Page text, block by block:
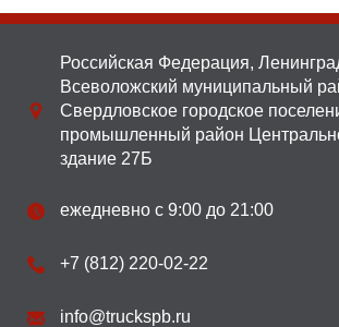
Российская Федерация,
Всеволожский муниципальный
Свердловское городское
промышленный район
здание 27Б
ежедневно с 9:00 до 21:00
+7 (812) 220-02-22
info@truckspb.ru